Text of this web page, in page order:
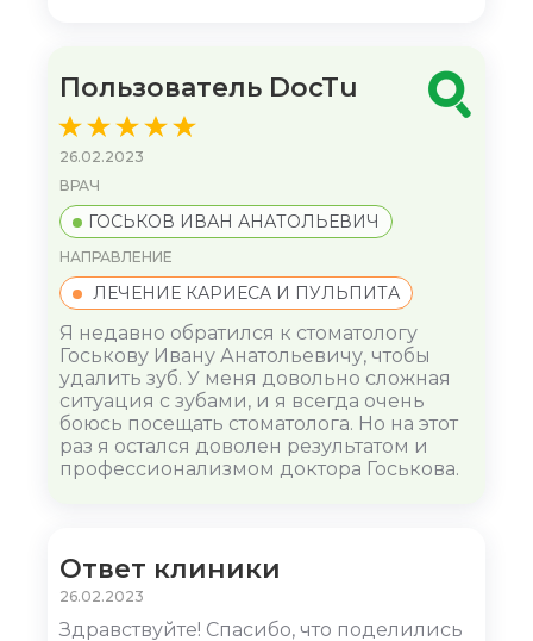
Пользователь DocTu
26.02.2023
ВРАЧ
ГОСЬКОВ ИВАН АНАТОЛЬЕВИЧ
НАПРАВЛЕНИЕ
ЛЕЧЕНИЕ КАРИЕСА И ПУЛЬПИТА
Я недавно обратился к стоматологу
Госькову Ивану Анатольевичу, чтобы
удалить зуб. У меня довольно сложная
ситуация с зубами, и я всегда очень
боюсь посещать стоматолога. Но на этот
раз я остался доволен результатом и
профессионализмом доктора Госькова.
Ответ клиники
26.02.2023
Здравствуйте! Спасибо, что поделились